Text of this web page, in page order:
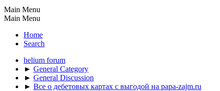
Main Menu
Main Menu
Home
Search
helium forum
► General Category
► General Discussion
► Все о дебетовых картах с выгодой на papa-zajm.ru